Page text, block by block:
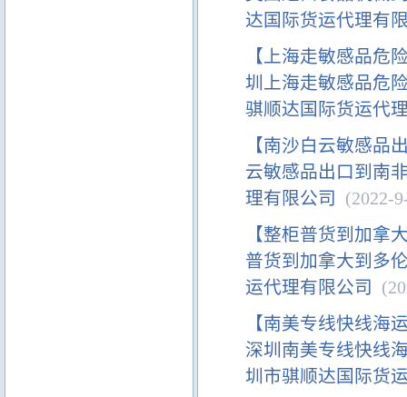
达国际货运代理有
【上海走敏感品危
圳上海走敏感品危
骐顺达国际货运代
【南沙白云敏感品
云敏感品出口到南
理有限公司
(2022-
【整柜普货到加拿
普货到加拿大到多
运代理有限公司
【南美专线快线海
深圳南美专线快线
圳市骐顺达国际货